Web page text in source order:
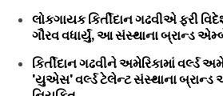
લોકગાયક કિર્તીદાન ગઢવીએ ફરી
ગૌરવ વધાર્યું, આ સંસ્થાના બ્રાન્ડ
કિર્તીદાન ગઢવીને અમેરિકામાં વર્લ્ડ
'યુએસ' વર્લ્ડ ટેલેન્ટ સંસ્થાના બ્રાન્ડ